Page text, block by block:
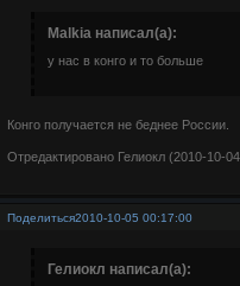
Malkia написал(а):
у нас в конго и то больше
Конго получается не беднее России.
Отредактировано Гелиокл (2010-10-
Поделиться2010-10-05 00:17:00
Гелиокл написал(а):